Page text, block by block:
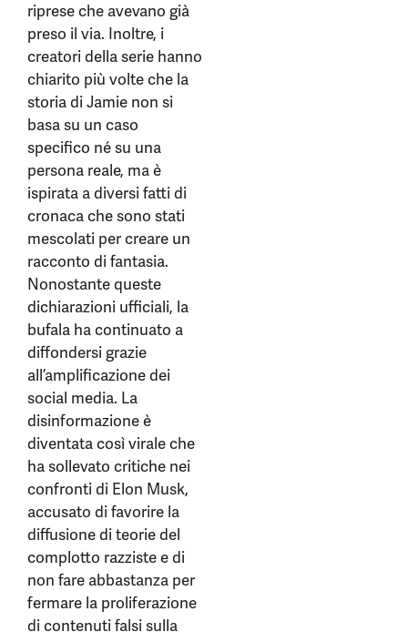
riprese che avevano già
preso il via. Inoltre, i
creatori della serie hanno
chiarito più volte che la
storia di Jamie non si
basa su un caso
specifico né su una
persona reale, ma è
ispirata a diversi fatti di
cronaca che sono stati
mescolati per creare un
racconto di fantasia.
Nonostante queste
dichiarazioni ufficiali, la
bufala ha continuato a
diffondersi grazie
all’amplificazione dei
social media. La
disinformazione è
diventata così virale che
ha sollevato critiche nei
confronti di Elon Musk,
accusato di favorire la
diffusione di teorie del
complotto razziste e di
non fare abbastanza per
fermare la proliferazione
di contenuti falsi sulla